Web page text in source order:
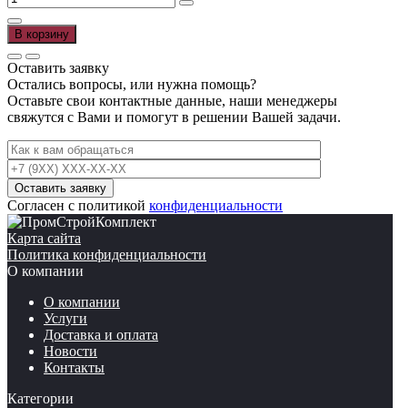
составляла
230,00 ₽.
200,00 ₽.
товара
Песок
50
кг.
В корзину
Оставить заявку
Остались вопросы, или нужна помощь?
Оставьте свои контактные данные, наши менеджеры
свяжутся с Вами и помогут в решении Вашей задачи.
Согласен с политикой конфиденциальности
Карта сайта
Политика конфиденциальности
О компании
О компании
Услуги
Доставка и оплата
Новости
Контакты
Категории